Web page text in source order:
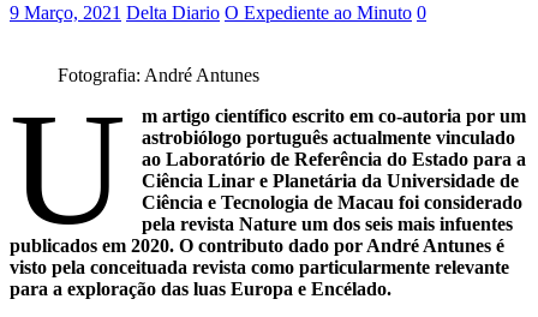
9 Março, 2021 Delta Diario O Expediente ao Minuto 0
Fotografia: André Antunes
U
m artigo científico escrito em co-autoria por um
astrobiólogo português actualmente vinculado
ao Laboratório de Referência do Estado para a
Ciência Linar e Planetária da Universidade de
Ciência e Tecnologia de Macau foi considerado
pela revista Nature um dos seis mais infuentes
publicados em 2020. O contributo dado por André Antunes é
visto pela conceituada revista como particularmente relevante
para a exploração das luas Europa e Encélado.